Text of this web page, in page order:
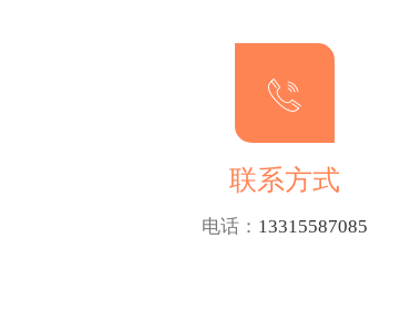
联系方式
电话： 13315587085